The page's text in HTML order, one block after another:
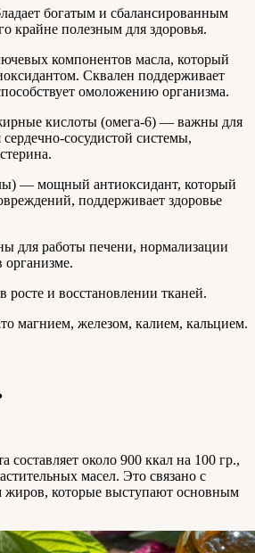
богатым и сбалансированным
крайне полезным для здоровья.
компонентов масла, который
Сквален поддерживает
омоложению организма.
кислоты (омега-6) — важны для
сосудистой системы,
— мощный антиоксидант, который
поддерживает здоровье
работы печени, нормализации
росте и восстановлении тканей.
магнием, железом, калием, кальцием.
составляет около 900 ккал на 100 гр.,
масел. Это связано с
которые выступают основным